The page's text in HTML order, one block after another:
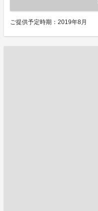
ご提供予定時期：2019年8月